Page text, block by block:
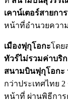
เคาน์เตอร์สายกา
หน้าที่อำนวยควา
เมืองฟุกุโอกะโดย
ทัวร์ไม่รวมค่าบริ
สนามบินฟุกุโอกะ
กว่าประเทศไทย
หน้าที่ ผ่านพิธีการ